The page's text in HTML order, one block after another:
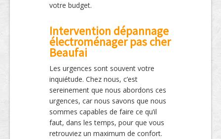
votre budget.
Intervention dépannage
électroménager pas cher
Beaufai
Les urgences sont souvent votre
inquiétude. Chez nous, c’est
sereinement que nous abordons ces
urgences, car nous savons que nous
sommes capables de faire ce qu’il
faut, dans les temps, pour que vous
retrouviez un maximum de confort.